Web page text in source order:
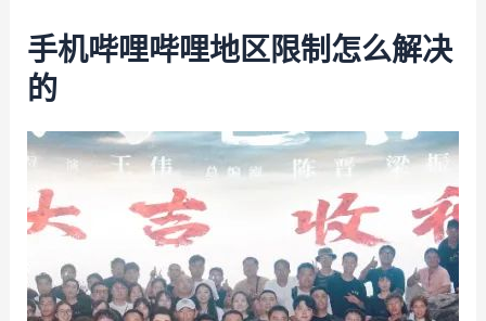
手机哔哩哔哩地区限制怎么解决
的